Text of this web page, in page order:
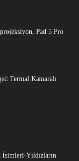
Pad 5 Pro
Termal Kamaralı
İsimleri-Yıldızların